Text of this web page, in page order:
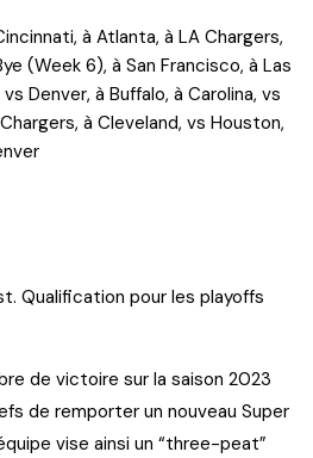
à Atlanta, à LA Chargers,
(Week 6), à San Francisco, à Las
Denver, à Buffalo, à Carolina, vs
à Cleveland, vs Houston,
Qualification pour les playoffs
de victoire sur la saison 2023
de remporter un nouveau Super
vise ainsi un “three-peat”